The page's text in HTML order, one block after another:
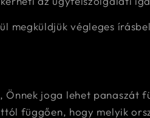
megküldjük végleges
Önnek joga lehet
függően, hogy melyik